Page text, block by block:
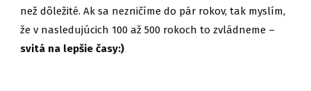
než dôležité. Ak sa nezničíme do pár rokov, tak myslím,
že v nasledujúcich 100 až 500 rokoch to zvládneme –
svitá na lepšie časy:)